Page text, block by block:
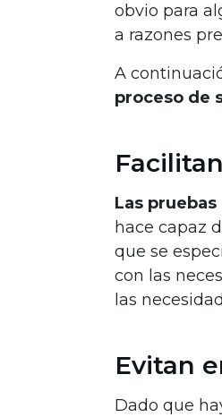
obvio para
a razones
A
proceso de
Las
hace capaz
que se
con las
las
Evitan
Dado que